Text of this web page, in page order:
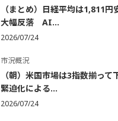
（まとめ）日経平均は1,811
大幅反落 AI...
2026/07/24
市況概況
（朝）米国市場は3指数揃っ
緊迫化による...
2026/07/24